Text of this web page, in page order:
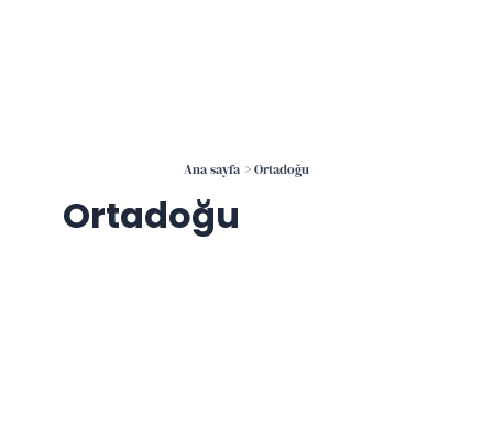
Ana sayfa Ortadoğu
Ortadoğu